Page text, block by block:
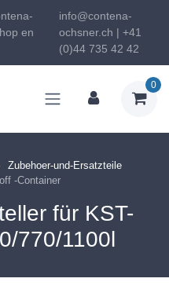
en
info@contena-
ochsner.ch | +41
(0)44 735 42 42
0
Zubehoer-und-Ersatzteile
-Container
für KST-
770/1100l